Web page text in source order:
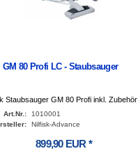
GM 80 Profi LC - Staubsauger
Staubsauger GM 80 Profi inkl. Zubehör
Art.Nr.:
1010001
Nilfisk-Advance
899,90 EUR *